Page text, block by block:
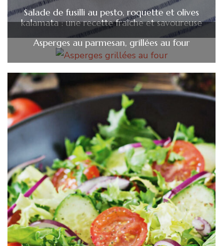
Salade de fusilli au pesto, roquette et olives
kalamata : une recette fraîche et savoureuse
Asperges au parmesan, grillées au four